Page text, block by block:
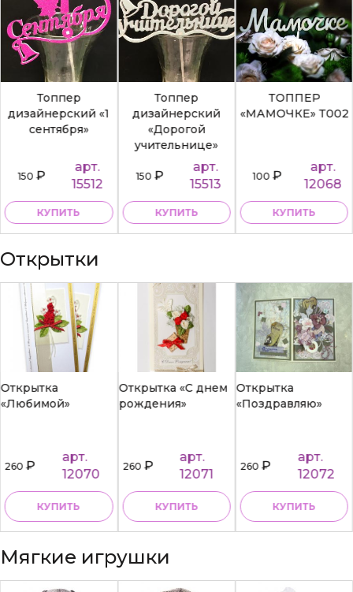
Топпер
дизайнерский «1
сентября»
150₽
арт.
15512
КУПИТЬ
Топпер
дизайнерский
«Дорогой
учительнице»
150₽
арт.
15513
КУПИТЬ
ТОППЕР
«МАМОЧКЕ» Т002
100₽
арт.
12068
КУПИТЬ
Открытки
Открытка
«Любимой»
260₽
арт.
12070
КУПИТЬ
Открытка «С днем
рождения»
260₽
арт.
12071
КУПИТЬ
Открытка
«Поздравляю»
260₽
арт.
12072
КУПИТЬ
Мягкие игрушки